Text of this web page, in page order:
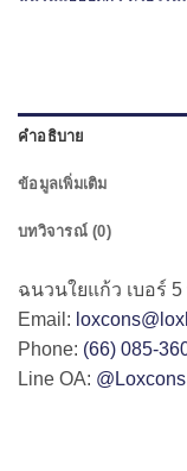
คำอธิบาย
ข้อมูลเพิ่มเติม
บทวิจารณ์ (0)
ฉนวนใยแก้ว เบอร์
Email:
Phone: (66) 085-
Line OA: @Loxcons